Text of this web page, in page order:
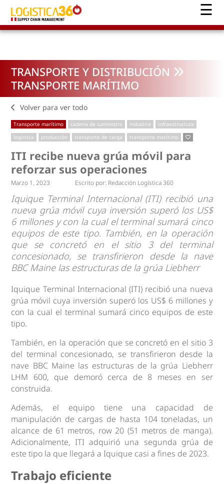
TRANSPORTE Y DISTRIBUCIÓN
TRANSPORTE MARÍTIMO
Volver para ver todo
Transporte marítimo cadena de suministro industria
infraestructura
logística
producción transporte de carga transporte marítimo
ITI recibe nueva grúa móvil para
reforzar sus operaciones
Marzo 1, 2023 Escrito por: Redacción Logística 360
Iquique Terminal Internacional (ITI) recibió una
nueva grúa móvil cuya inversión superó los US$
6 millones y con la cual el terminal sumará cinco
equipos de este tipo. También, en la operación
que se concretó en el sitio 3 del terminal
concesionado, se transfirieron desde la nave
BBC Maine las estructuras de la grúa Liebherr
Iquique Terminal Internacional (ITI) recibió una nueva
grúa móvil cuya inversión superó los US$ 6 millones y
con la cual el terminal sumará cinco equipos de este
tipo.
También, en la operación que se concretó en el sitio 3
del terminal concesionado, se transfirieron desde la
nave BBC Maine las estructuras de la grúa Liebherr
LHM 600, que demoró cerca de 8 meses en ser
construida.
Además, el equipo tiene una capacidad de
manipulación de cargas de hasta 104 toneladas, un
alcance de 61 metros, row 20 (51 metros de manga).
Adicionalmente, ITI adquirió una segunda grúa de
este tipo la que llegará a Iquique casi a fines de 2023.
Trabajo eficiente